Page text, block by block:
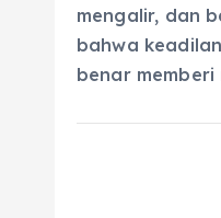
mengalir, dan
bahwa
benar